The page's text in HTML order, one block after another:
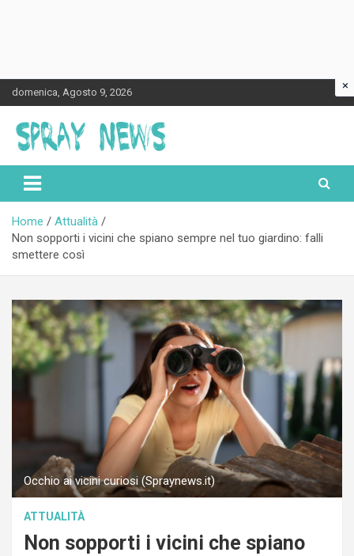
Skip
to
content
domenica, Agosto 9, 2026
Spraynews.it
Home
Attualità
Non sopporti i vicini che spiano sempre nel tuo giardino: falli
smettere così
Occhio ai vicini curiosi (Spraynews.it)
ATTUALITÀ
Non sopporti i vicini che spiano
×